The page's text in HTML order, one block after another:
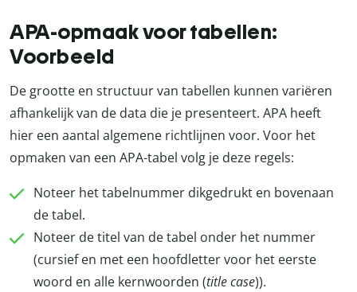
APA-opmaak voor tabellen:
Voorbeeld
De grootte en structuur van tabellen kunnen variëren
afhankelijk van de data die je presenteert. APA heeft
hier een aantal algemene richtlijnen voor. Voor het
opmaken van een APA-tabel volg je deze regels:
Noteer het tabelnummer dikgedrukt en bovenaan
de tabel.
Noteer de titel van de tabel onder het nummer
(cursief en met een hoofdletter voor het eerste
woord en alle kernwoorden (title case)).